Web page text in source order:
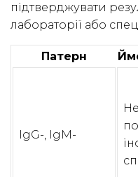
підтверджувати
лабораторії або
Патерн
IgG-, IgM-